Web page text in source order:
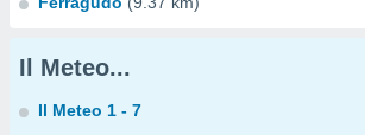
Il Meteo...
Il Meteo 1 - 7